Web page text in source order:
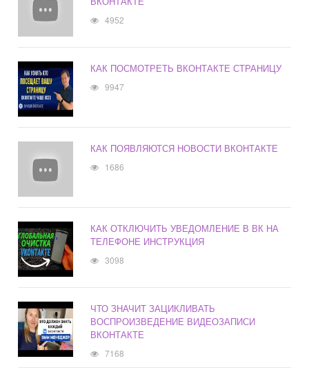
4952
КАК ПОСМОТРЕТЬ ВКОНТАКТЕ СТРАНИЦУ
9947
КАК ПОЯВЛЯЮТСЯ НОВОСТИ ВКОНТАКТЕ
1686
КАК ОТКЛЮЧИТЬ УВЕДОМЛЕНИЕ В ВК НА
ТЕЛЕФОНЕ ИНСТРУКЦИЯ
3098
ЧТО ЗНАЧИТ ЗАЦИКЛИВАТЬ
ВОСПРОИЗВЕДЕНИЕ ВИДЕОЗАПИСИ
ВКОНТАКТЕ
7168